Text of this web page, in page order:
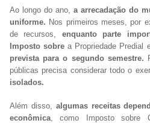
Ao longo do ano, a arrecadação do
uniforme. Nos primeiros meses, por
de recursos, enquanto parte
Imposto sobrea Propriedade Predial
prevista para o segundo semestre.
públicas precisa considerar todo o
isolados.
Além disso, algumas receitas
econômica, como Imposto sobre